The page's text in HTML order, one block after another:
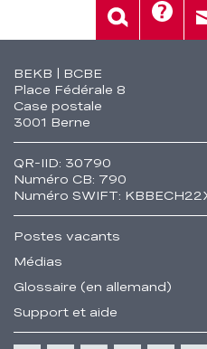
Fusszeile
BEKB | BCBE
Place Fédérale 8
Case postale
3001 Berne
QR-IID: 30790
Numéro CB: 790
Numéro SWIFT:
Postes vacants
Médias
Glossaire (en allemand)
Support et aide